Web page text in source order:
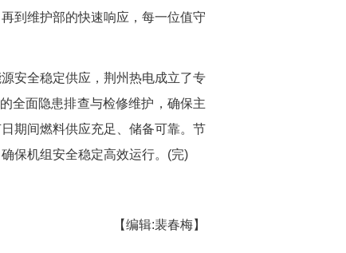
边码头，全封闭的气膜仓内机械轰鸣，无人
片繁忙，满载煤炭的火车整装待发，为春节期